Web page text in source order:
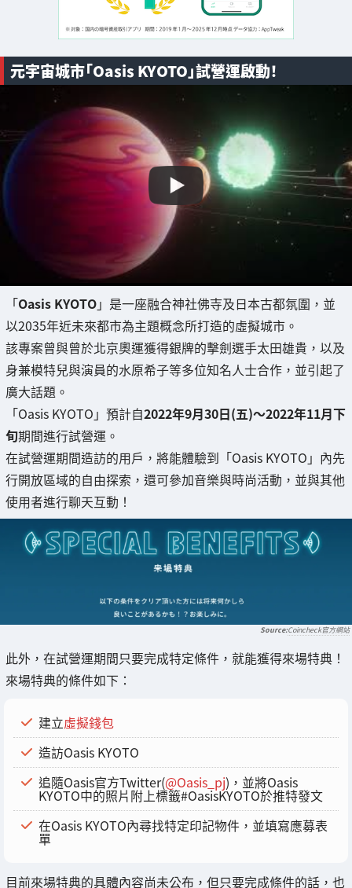
​元宇宙城市「Oasis KYOTO」試營運啟動！
「Oasis KYOTO」是一座融合神社佛寺及日本古都氛圍，並
以2035年近未來都市為主題概念所打造的虛擬城市。
該專案曾與曾於北京奧運獲得銀牌的擊劍選手太田雄貴，以及
身兼模特兒與演員的水原希子等多位知名人士合作，並引起了
廣大話題。
「Oasis KYOTO」預計自2022年9月30日(五)～2022年11月下
旬期間進行試營運。
在試營運期間造訪的用戶，將能體驗到「Oasis KYOTO」內先
行開放區域的自由探索，還可參加音樂與時尚活動，並與其他
使用者進行聊天互動！
Coincheck官方網站
此外，在試營運期間只要完成特定條件，就能獲得來場特典！
來場特典的條件如下：
建立虛擬錢包
造訪Oasis KYOTO
追隨Oasis官方Twitter(@Oasis_pj)，並將Oasis
KYOTO中的照片附上標籤#OasisKYOTO於推特發文
在Oasis KYOTO內尋找特定印記物件，並填寫應募表
單
目前來場特典的具體內容尚未公布，但只要完成條件的話，也